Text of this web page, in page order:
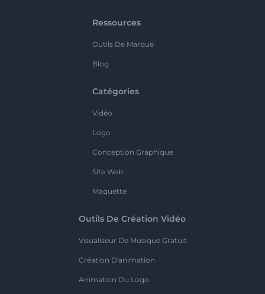
Ressources
Outils De Marque
Blog
Catégories
Vidéo
Logo
Conception Graphique
Site Web
Maquette
Outils De Création Vidéo
Visualiseur De Musique Gratuit
Création D'animation
Animation Du Logo